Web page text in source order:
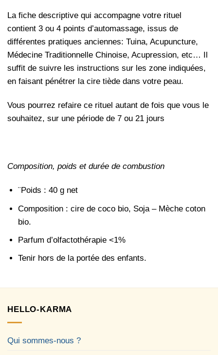
La fiche descriptive qui accompagne votre rituel
contient 3 ou 4 points d’automassage, issus de
différentes pratiques anciennes: Tuina, Acupuncture,
Médecine Traditionnelle Chinoise, Acupression, etc… Il
suffit de suivre les instructions sur les zone indiquées,
en faisant pénétrer la cire tiède dans votre peau.
Vous pourrez refaire ce rituel autant de fois que vous le
souhaitez, sur une période de 7 ou 21 jours
Composition, poids et durée de combustion
¨Poids : 40 g net
Composition : cire de coco bio, Soja – Mèche coton
bio.
Parfum d’olfactothérapie <1%
Tenir hors de la portée des enfants.
HELLO-KARMA
Qui sommes-nous ?